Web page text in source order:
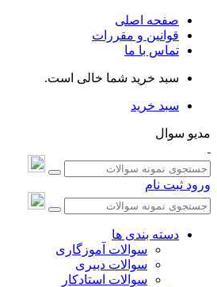
صفحه اصلی
قوانین و مقررات
تماس با ما
سبد خرید شما خالی است.
سبد خرید
مدیو سوال
ورود ثبت نام
دسته بندی ها
سوالات آموزگاری
سوالات دبیری
سوالات استادکار